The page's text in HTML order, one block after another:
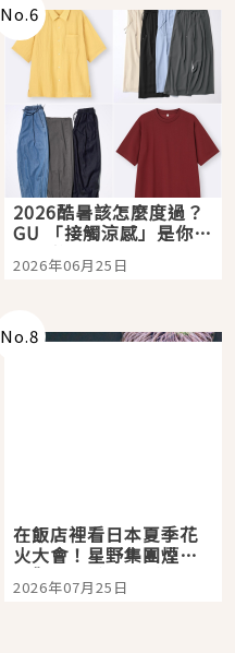
No.6
2026酷暑該怎麼度過？
GU 「接觸涼感」是你的
夏日救星
2026年06月25日
No.8
在飯店裡看日本夏季花
火大會！星野集團煙火
景觀飯店6選，讓你不用
人擠人悠閒欣賞
2026年07月25日